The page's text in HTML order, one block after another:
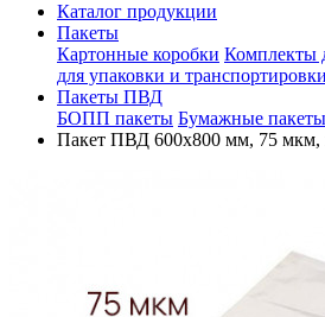
Каталог продукции
Пакеты
Картонные коробки Комплекты
для упаковки и транспортировки
Пакеты ПВД
БОПП пакеты Бумажные пакеты
Пакет ПВД 600х800 мм, 75 мкм,